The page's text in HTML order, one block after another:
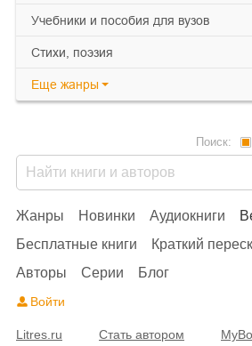
учебники и пособия для вузов
cтихи, поэзия
Еще жанры
Жанры Новинки Аудиокниги
Бесплатные книги
Краткий
Авторы
Серии Блог
Поиск:
Войти
Litres.ru Стать автором